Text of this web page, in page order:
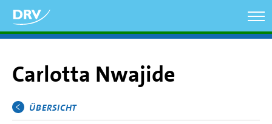
zum
Inhalt
Carlotta Nwajide
Hauptmenü
ÜBERSICHT